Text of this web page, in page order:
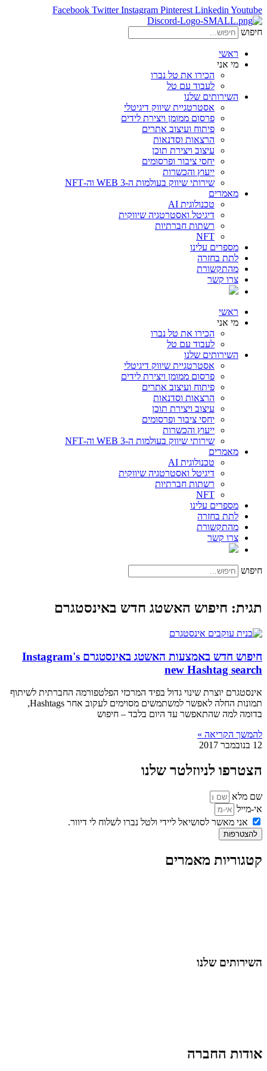
Facebook Twitter Instagram Pinterest Linkedin Youtube
חיפוש
ראשי
מי אני
הכירו את טל נברו
לעבוד עם טל
השירותים שלנו
אסטרטגיית שיווק דיגיטלי
פרסום ממומן ויצירת לידים
פיתוח ועיצוב אתרים
הרצאות וסדנאות
עיצוב ויצירת תוכן
יחסי ציבור ופרסומים
ייעוץ והכשרות
שירותי שיווק בעולמות ה-WEB 3 וה-NFT
מאמרים
טכנולוגית AI
דיגיטל ואסטרטגיה שיווקית
רשתות חברתיות
NFT
מספרים עלינו
לתת בחזרה
מהתקשורת
צרו קשר
ראשי
מי אני
הכירו את טל נברו
לעבוד עם טל
השירותים שלנו
אסטרטגיית שיווק דיגיטלי
פרסום ממומן ויצירת לידים
פיתוח ועיצוב אתרים
הרצאות וסדנאות
עיצוב ויצירת תוכן
יחסי ציבור ופרסומים
ייעוץ והכשרות
שירותי שיווק בעולמות ה-WEB 3 וה-NFT
מאמרים
טכנולוגית AI
דיגיטל ואסטרטגיה שיווקית
רשתות חברתיות
NFT
מספרים עלינו
לתת בחזרה
מהתקשורת
צרו קשר
חיפוש
תגית: חיפוש האשטג חדש באינסטגרם
חיפוש חדש באמצעות האשטג באינסטגרם Instagram's
new Hashtag search
אינסטגרם יוצרת שינוי גדול בפיד המרכזי הפלטפורמה החברתית לשיתוף
תמונות החלה לאפשר למשתמשים מסוימים לעקוב אחר Hashtags,
בדומה למה שהתאפשר עד היום בלבד – חיפוש
להמשך הקריאה »
12 בנובמבר 2017
הצטרפו לניוזלטר שלנו
שם מלא
אי-מייל
אני מאשר לסושיאל ליידי ולטל נברו לשלוח לי דיוור.
להצטרפות
קטגוריות מאמרים
השירותים שלנו
אודות החברה